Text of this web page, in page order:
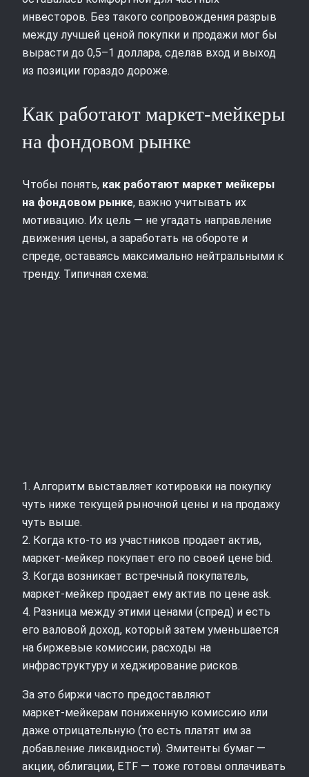
инвесторов. Без такого сопровождения разрыв
между лучшей ценой покупки и продажи мог бы
вырасти до 0,5–1 доллара, сделав вход и выход
из позиции гораздо дороже.
Как работают маркет‑мейкеры
на фондовом рынке
Чтобы понять, как работают маркет мейкеры
на фондовом рынке, важно учитывать их
мотивацию. Их цель — не угадать направление
движения цены, а заработать на обороте и
спреде, оставаясь максимально нейтральными к
тренду. Типичная схема:
1. Алгоритм выставляет котировки на покупку
чуть ниже текущей рыночной цены и на продажу
чуть выше.
2. Когда кто‑то из участников продает актив,
маркет‑мейкер покупает его по своей цене bid.
3. Когда возникает встречный покупатель,
маркет‑мейкер продает ему актив по цене ask.
4. Разница между этими ценами (спред) и есть
его валовой доход, который затем уменьшается
на биржевые комиссии, расходы на
инфраструктуру и хеджирование рисков.
За это биржи часто предоставляют
маркет‑мейкерам пониженную комиссию или
даже отрицательную (то есть платят им за
добавление ликвидности). Эмитенты бумаг —
акции, облигации, ETF — тоже готовы оплачивать